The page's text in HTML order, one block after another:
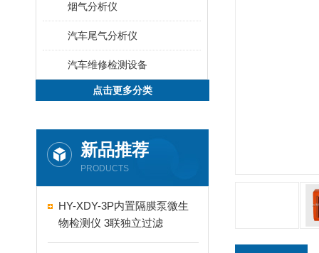
烟气分析仪
汽车尾气分析仪
汽车维修检测设备
点击更多分类
新品推荐
PRODUCTS
HY-XDY-3P内置隔膜泵微生
物检测仪 3联独立过滤